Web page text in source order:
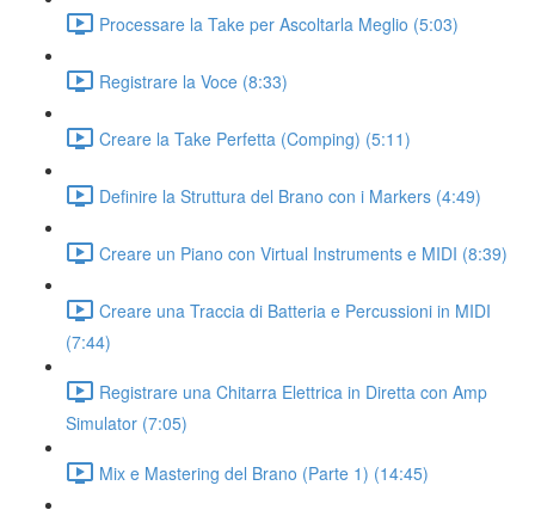
Processare la Take per Ascoltarla Meglio (5:03)
Registrare la Voce (8:33)
Creare la Take Perfetta (Comping) (5:11)
Definire la Struttura del Brano con i Markers (4:49)
Creare un Piano con Virtual Instruments e MIDI (8:39)
Creare una Traccia di Batteria e Percussioni in MIDI
(7:44)
Registrare una Chitarra Elettrica in Diretta con Amp
Simulator (7:05)
Mix e Mastering del Brano (Parte 1) (14:45)